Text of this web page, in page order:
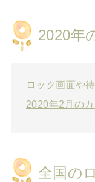
2020年
ロック画面や
2020年2月の
全国の